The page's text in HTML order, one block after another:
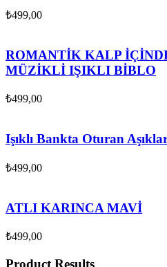
₺499,00
ROMANTİK KALP
MÜZİKLİ IŞIKLI BİBLO
₺499,00
Işıklı Bankta Oturan
₺499,00
ATLI KARINCA MAVİ
₺499,00
Product Results